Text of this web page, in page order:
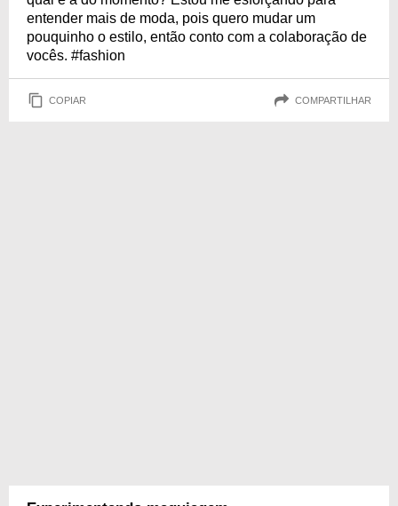
entender mais de moda, pois quero mudar um
pouquinho o estilo, então conto com a colaboração de
vocês. #fashion
COPIAR COMPARTILHAR